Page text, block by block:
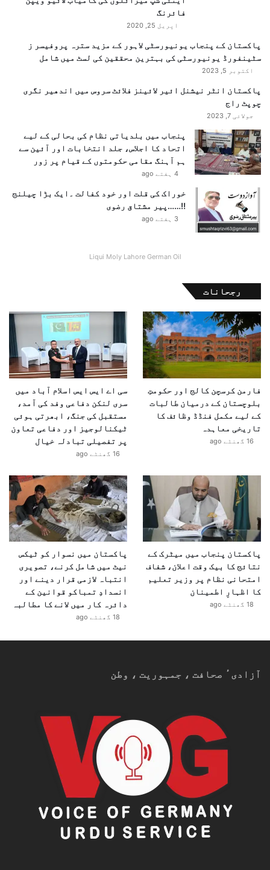
فائرنگ
اپریل 25, 2020
پاکستان کے پنجاب یونیورسٹی لاہور کے مزید سترہ پروفیسر ز
سٹینفورڈ یونیورسٹی کی بہترین محققین کی لسٹ میں شامل
اکتوبر 5, 2023
پاکستان انٹر نیشنل ائیر لائینز فلائٹ سروس میں اندھیر نگری
چوپٹ راج
جولائی 7, 2023
پنجاب میں بلدیاتی نظام کی بحالی کے لیے
اتحاد کا اجلاس، جلد انتخابات اور آئین سے
ہم آہنگ مقامی حکومتوں کے قیام پر زور
4 ہفتے ago
خوراک کی قلت اور خود کفالت ۔ایک بڑا چیلنج
!!……پیر مشتاق رضوی
3 ہفتے ago
Liqui Moly Lahore German Oil
رجحانات
فارمن کرسچن کالج اور حکومتِ
بلوچستان کے درمیان طالبات
کے لیے مکمل فنڈڈ وظائف کا
تاریخی معاہدہ
16 گھنٹے ago
سی اے ایس ایس اسلام آباد میں
سری لنکن دفاعی وفد کی آمد،
مستقبل کی جنگ، ابھرتی ہوئی
ٹیکنالوجیز اور دفاعی تعاون
پر تفصیلی تبادلہ خیال
16 گھنٹے ago
پاکستان پنجاب میں میٹرک کے
نتائج کا بیک وقت اعلان، شفاف
امتحانی نظام پر وزیر تعلیم
کا اظہارِ اطمینان
18 گھنٹے ago
پاکستان میں نسوار کو ٹیکس
نیٹ میں شامل کرنے، تصویری
انتباہ لازمی قرار دینے اور
انسدادِ تمباکو قوانین کے
دائرہ کار میں لانے کا مطالبہ
18 گھنٹے ago
آزادیٴ صحافت ، جمہوریت ، وطن